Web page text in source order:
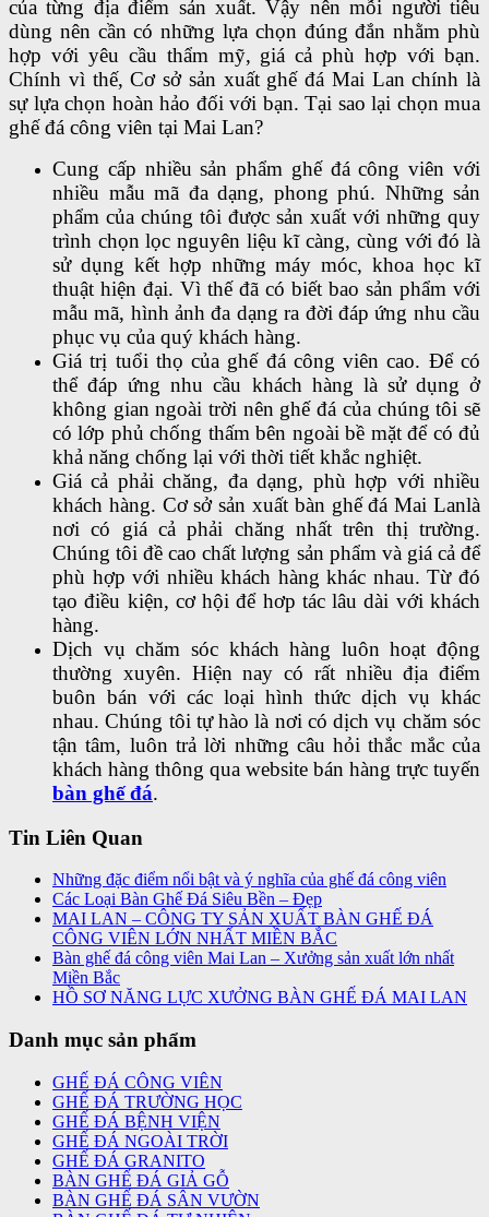
của từng địa điểm sản xuất. Vậy nên mỗi người tiêu
dùng nên cần có những lựa chọn đúng đắn nhằm phù
hợp với yêu cầu thẩm mỹ, giá cả phù hợp với bạn.
Chính vì thế, Cơ sở sản xuất ghế đá Mai Lan chính là
sự lựa chọn hoàn hảo đối với bạn. Tại sao lại chọn mua
ghế đá công viên tại Mai Lan?
Cung cấp nhiều sản phẩm ghế đá công viên với
nhiều mẫu mã đa dạng, phong phú. Những sản
phẩm của chúng tôi được sản xuất với những quy
trình chọn lọc nguyên liệu kĩ càng, cùng với đó là
sử dụng kết hợp những máy móc, khoa học kĩ
thuật hiện đại. Vì thế đã có biết bao sản phẩm với
mẫu mã, hình ảnh đa dạng ra đời đáp ứng nhu cầu
phục vụ của quý khách hàng.
Giá trị tuổi thọ của ghế đá công viên cao. Để có
thể đáp ứng nhu cầu khách hàng là sử dụng ở
không gian ngoài trời nên ghế đá của chúng tôi sẽ
có lớp phủ chống thấm bên ngoài bề mặt để có đủ
khả năng chống lại với thời tiết khắc nghiệt.
Giá cả phải chăng, đa dạng, phù hợp với nhiều
khách hàng. Cơ sở sản xuất bàn ghế đá Mai Lanlà
nơi có giá cả phải chăng nhất trên thị trường.
Chúng tôi đề cao chất lượng sản phẩm và giá cả để
phù hợp với nhiều khách hàng khác nhau. Từ đó
tạo điều kiện, cơ hội để hơp tác lâu dài với khách
hàng.
Dịch vụ chăm sóc khách hàng luôn hoạt động
thường xuyên. Hiện nay có rất nhiều địa điểm
buôn bán với các loại hình thức dịch vụ khác
nhau. Chúng tôi tự hào là nơi có dịch vụ chăm sóc
tận tâm, luôn trả lời những câu hỏi thắc mắc của
khách hàng thông qua website bán hàng trực tuyến
bàn ghế đá.
Tin Liên Quan
Những đặc điểm nổi bật và ý nghĩa của ghế đá công viên
Các Loại Bàn Ghế Đá Siêu Bền – Đẹp
MAI LAN – CÔNG TY SẢN XUẤT BÀN GHẾ ĐÁ
CÔNG VIÊN LỚN NHẤT MIỀN BẮC
Bàn ghế đá công viên Mai Lan – Xưởng sản xuất lớn nhất
Miền Bắc
HỒ SƠ NĂNG LỰC XƯỞNG BÀN GHẾ ĐÁ MAI LAN
Danh mục sản phẩm
GHẾ ĐÁ CÔNG VIÊN
GHẾ ĐÁ TRƯỜNG HỌC
GHẾ ĐÁ BỆNH VIỆN
GHẾ ĐÁ NGOÀI TRỜI
GHẾ ĐÁ GRANITO
BÀN GHẾ ĐÁ GIẢ GỖ
BÀN GHẾ ĐÁ SÂN VƯỜN